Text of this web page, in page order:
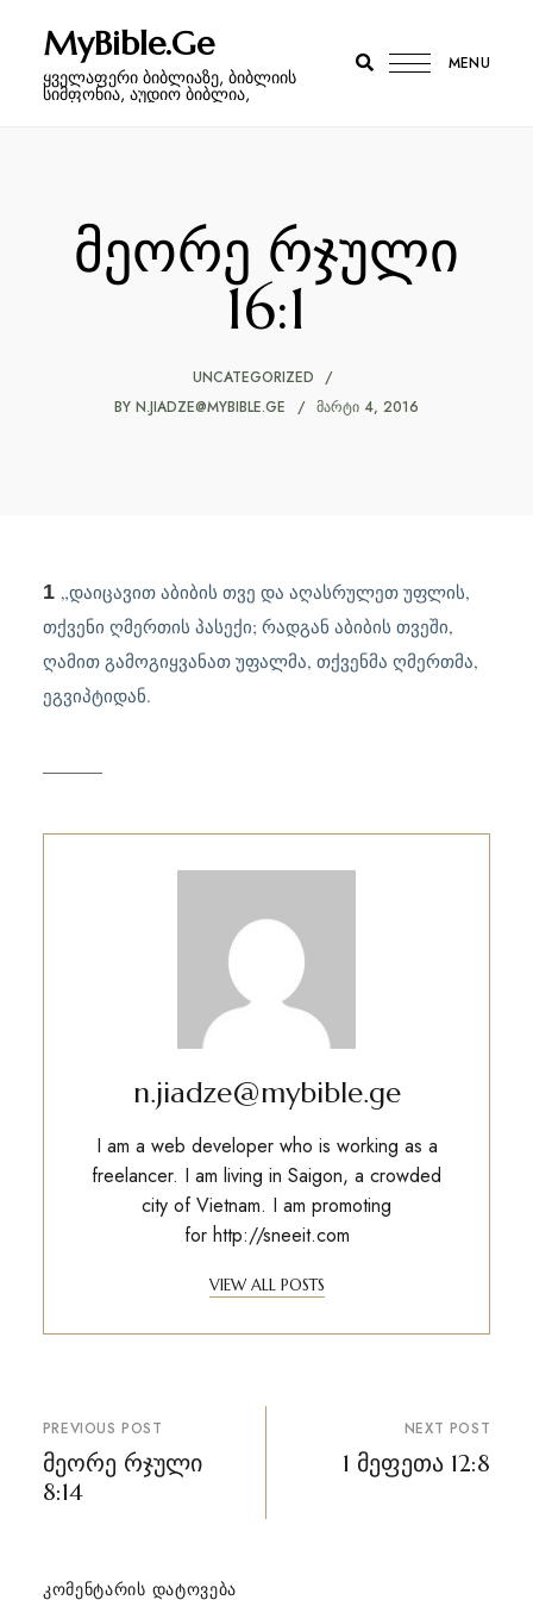
MyBible.Ge
ყველაფერი ბიბლიაზე, ბიბლიის
სიმფონია, აუდიო ბიბლია,
MENU
მეორე რჯული
16:1
UNCATEGORIZED
BY N.JIADZE@MYBIBLE.GE ᲛᲐᲠᲢᲘ 4, 2016
1 „დაიცავით აბიბის თვე და აღასრულეთ უფლის,
თქვენი ღმერთის პასექი; რადგან აბიბის თვეში,
ღამით გამოგიყვანათ უფალმა, თქვენმა ღმერთმა,
ეგვიპტიდან.
n.jiadze@mybible.ge
I am a web developer who is working as a
freelancer. I am living in Saigon, a crowded
city of Vietnam. I am promoting
for http://sneeit.com
VIEW ALL POSTS
პოსტის
ნავიგაცია
PREVIOUS POST
მეორე რჯული
8:14
NEXT POST
1 მეფეთა 12:8
ᲙᲝᲛᲔᲜᲢᲐᲠᲘᲡ ᲓᲐᲢᲝᲕᲔᲑᲐ